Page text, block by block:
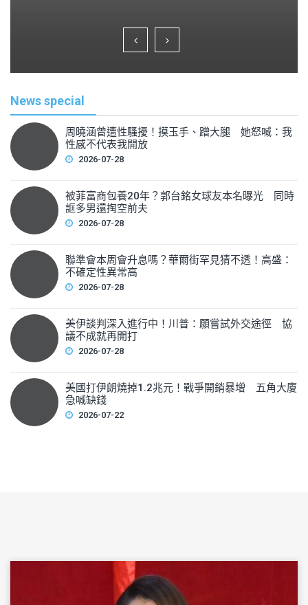
b
o
k
ar
e
News special
周曉涵曾遭性騷擾！摸玉手、蹭大腿 她怒喊：我
性感不代表我開放
2026-07-28
被菲富商包養20年？郭台銘女球友本名曝光 同時
誆多男還掏空前夫
2026-07-28
聯準會本周會升息嗎？華爾街罕見猜不透！高盛：
不確定性異常高
2026-07-28
美伊談判深入進行中！川普：願嘗試外交途徑 協
議不成就再開打
2026-07-28
美國打伊朗燒掉1.2兆元！戰爭開銷暴增 五角大廈
急喊缺錢
2026-07-22